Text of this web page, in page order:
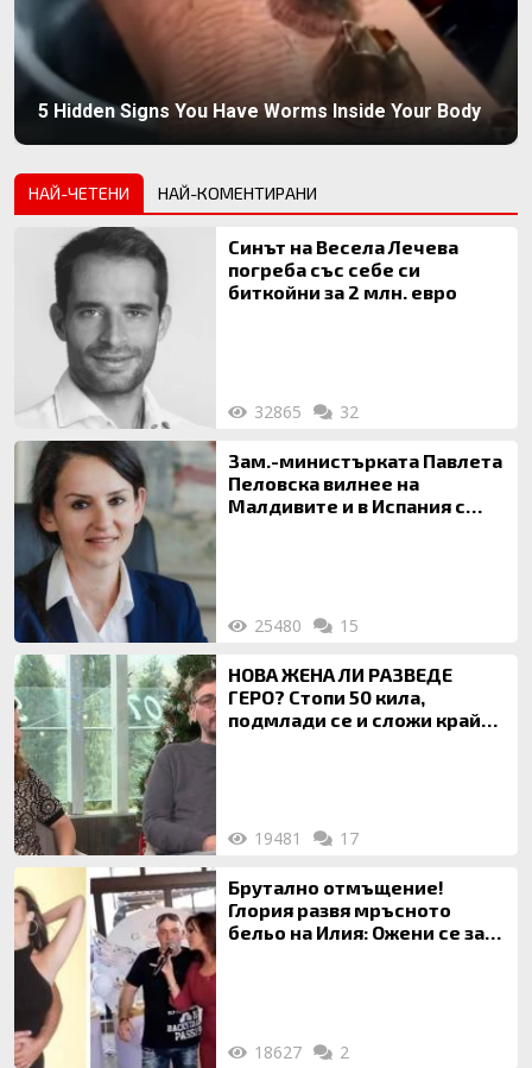
5 Hidden Signs You Have Worms Inside Your Body
НАЙ-ЧЕТЕНИ НАЙ-КОМЕНТИРАНИ
Синът на Весела Лечева
погреба със себе си
биткойни за 2 млн. евро
32865 32
Зам.-министърката Павлета
Пеловска вилнее на
Малдивите и в Испания с
25480 15
НОВА ЖЕНА ЛИ РАЗВЕДЕ
ГЕРО? Стопи 50 кила,
подмлади се и сложи край
19481 17
Брутално отмъщение!
Глория развя мръсното
бельо на Илия: Ожени се за
18627 2